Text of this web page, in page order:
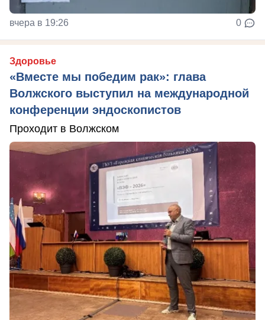
вчера в 19:26 0
Здоровье
«Вместе мы победим рак»: глава
Волжского выступил на международной
конференции эндоскопистов
Проходит в Волжском